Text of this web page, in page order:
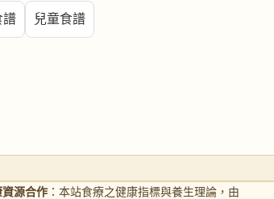
譜 兒童食譜
資源合作 ：本站食療之健康指標與養生理論，由